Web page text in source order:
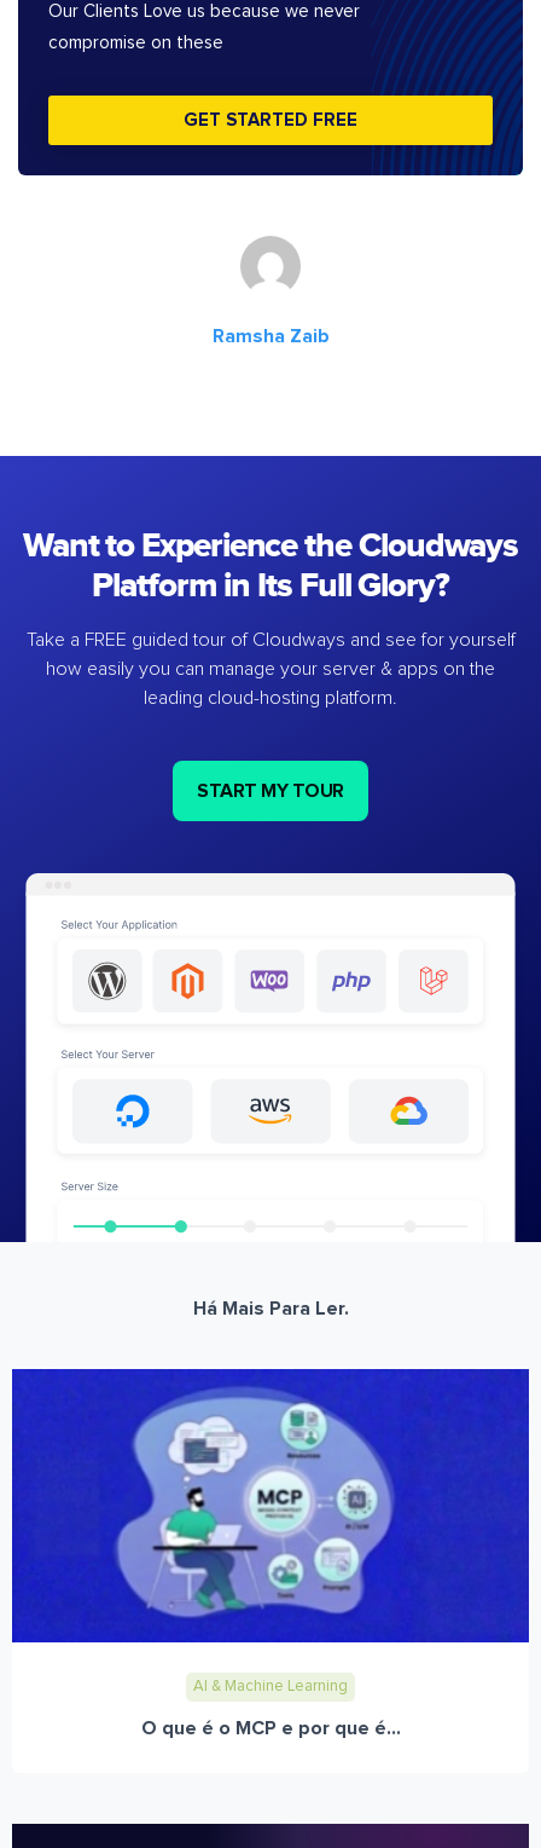
Our Clients Love us because we never
compromise on these
GET STARTED FREE
Ramsha Zaib
Want to Experience the Cloudways
Platform in Its Full Glory?
Take a FREE guided tour of Cloudways and see for yourself
how easily you can manage your server & apps on the
leading cloud-hosting platform.
START MY TOUR
Há Mais Para Ler.
AI & Machine Learning
O que é o MCP e por que é...